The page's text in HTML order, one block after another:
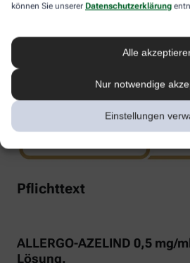
können Sie unserer Datenschutzerklärung
Alle
Nur notwendige
Einstellungen
Pflichttext
ALLERGO-AZELIND 0,5 mg/
Lösung.